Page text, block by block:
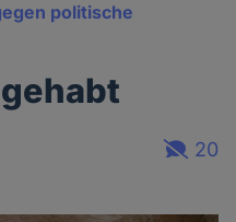
politische
20